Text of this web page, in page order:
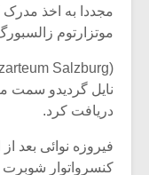
مجددا به اخذ مدرک
موتزارتوم
(Mozarteum Salzburg)
دریافت کرد.
کنسرواتوار